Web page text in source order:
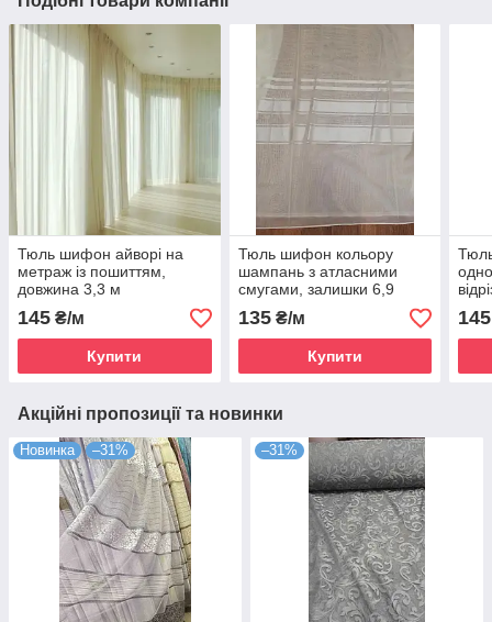
Тюль шифон айворі на
метраж із пошиттям,
довжина 3,3 м
145 ₴/м
Купити
Тюль шифон кольору
шампань з атласними
смугами, залишки 6,9
+4,5+3,5 м
135₴/м
Купити
145
Акційні пропозиції та новинки
Новинка –31% –31%